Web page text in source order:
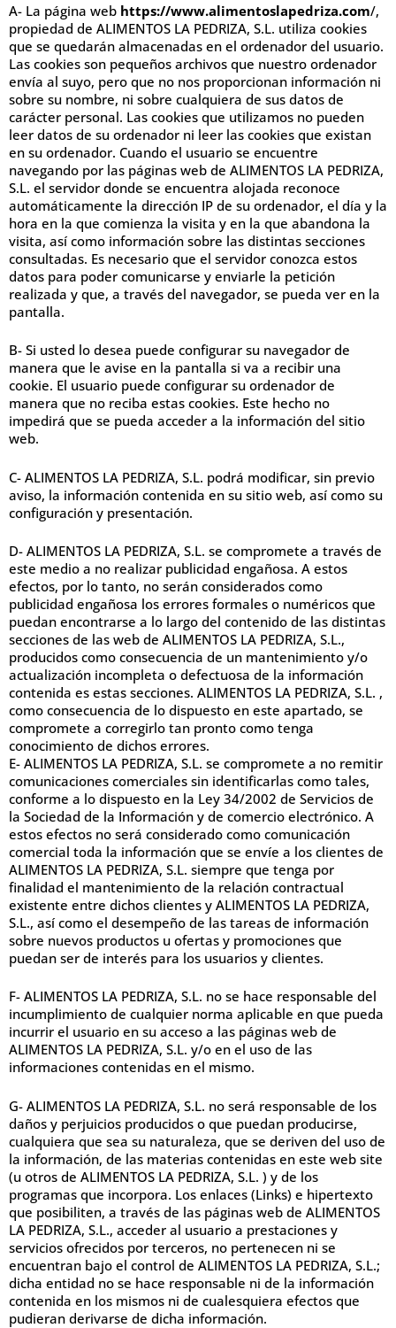
A- La página web https://www.alimentoslapedriza.com/,
propiedad de ALIMENTOS LA PEDRIZA, S.L. utiliza cookies
que se quedarán almacenadas en el ordenador del usuario.
Las cookies son pequeños archivos que nuestro ordenador
envía al suyo, pero que no nos proporcionan información ni
sobre su nombre, ni sobre cualquiera de sus datos de
carácter personal. Las cookies que utilizamos no pueden
leer datos de su ordenador ni leer las cookies que existan
en su ordenador. Cuando el usuario se encuentre
navegando por las páginas web de ALIMENTOS LA PEDRIZA,
S.L. el servidor donde se encuentra alojada reconoce
automáticamente la dirección IP de su ordenador, el día y la
hora en la que comienza la visita y en la que abandona la
visita, así como información sobre las distintas secciones
consultadas. Es necesario que el servidor conozca estos
datos para poder comunicarse y enviarle la petición
realizada y que, a través del navegador, se pueda ver en la
pantalla.
B- Si usted lo desea puede configurar su navegador de
manera que le avise en la pantalla si va a recibir una
cookie. El usuario puede configurar su ordenador de
manera que no reciba estas cookies. Este hecho no
impedirá que se pueda acceder a la información del sitio
web.
C- ALIMENTOS LA PEDRIZA, S.L. podrá modificar, sin previo
aviso, la información contenida en su sitio web, así como su
configuración y presentación.
D- ALIMENTOS LA PEDRIZA, S.L. se compromete a través de
este medio a no realizar publicidad engañosa. A estos
efectos, por lo tanto, no serán considerados como
publicidad engañosa los errores formales o numéricos que
puedan encontrarse a lo largo del contenido de las distintas
secciones de las web de ALIMENTOS LA PEDRIZA, S.L.,
producidos como consecuencia de un mantenimiento y/o
actualización incompleta o defectuosa de la información
contenida es estas secciones. ALIMENTOS LA PEDRIZA, S.L. ,
como consecuencia de lo dispuesto en este apartado, se
compromete a corregirlo tan pronto como tenga
conocimiento de dichos errores.
E- ALIMENTOS LA PEDRIZA, S.L. se compromete a no remitir
comunicaciones comerciales sin identificarlas como tales,
conforme a lo dispuesto en la Ley 34/2002 de Servicios de
la Sociedad de la Información y de comercio electrónico. A
estos efectos no será considerado como comunicación
comercial toda la información que se envíe a los clientes de
ALIMENTOS LA PEDRIZA, S.L. siempre que tenga por
finalidad el mantenimiento de la relación contractual
existente entre dichos clientes y ALIMENTOS LA PEDRIZA,
S.L., así como el desempeño de las tareas de información
sobre nuevos productos u ofertas y promociones que
puedan ser de interés para los usuarios y clientes.
F- ALIMENTOS LA PEDRIZA, S.L. no se hace responsable del
incumplimiento de cualquier norma aplicable en que pueda
incurrir el usuario en su acceso a las páginas web de
ALIMENTOS LA PEDRIZA, S.L. y/o en el uso de las
informaciones contenidas en el mismo.
G- ALIMENTOS LA PEDRIZA, S.L. no será responsable de los
daños y perjuicios producidos o que puedan producirse,
cualquiera que sea su naturaleza, que se deriven del uso de
la información, de las materias contenidas en este web site
(u otros de ALIMENTOS LA PEDRIZA, S.L. ) y de los
programas que incorpora. Los enlaces (Links) e hipertexto
que posibiliten, a través de las páginas web de ALIMENTOS
LA PEDRIZA, S.L., acceder al usuario a prestaciones y
servicios ofrecidos por terceros, no pertenecen ni se
encuentran bajo el control de ALIMENTOS LA PEDRIZA, S.L.;
dicha entidad no se hace responsable ni de la información
contenida en los mismos ni de cualesquiera efectos que
pudieran derivarse de dicha información.